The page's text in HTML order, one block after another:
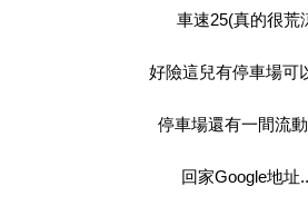
車速25(真的很荒
好險這兒有停車場可
停車場還有一間流
回家Google地址